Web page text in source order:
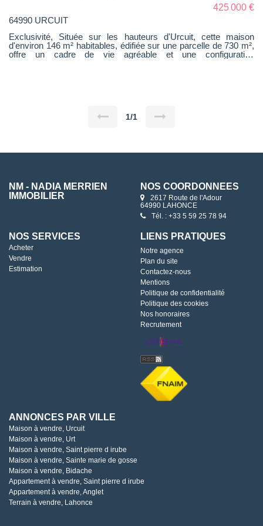
425 000 €
64990 URCUIT
Exclusivité, Située sur les hauteurs d'Urcuit, cette maison
d'environ 146 m² habitables, édifiée sur une parcelle de 730 m²,
offre un cadre de vie agréable et une configuration
vient compléter les prestations. À l'extérieur, le terrain de 730 m²
la mise en valeur du bien. Une maison agréable à vivre, offrant
1/1
NM - NADIA MERRIEN
IMMOBILIER
NOS COORDONNÉES
2617 Route de l'Adour
64990 LAHONCE
Tél. : +33 5 59 25 78 94
NOS SERVICES
Acheter
Vendre
Estimation
LIENS PRATIQUES
Notre agence
Plan du site
Contactez-nous
Mentions
Politique de confidentialité
Politique des cookies
Nos honoraires
Recrutement
ANNONCES PAR VILLE
Maison à vendre, Urcuit
Maison à vendre, Urt
Maison à vendre, Saint pierre d irube
Maison à vendre, Sainte marie de gosse
Maison à vendre, Bidache
Appartement à vendre, Saint pierre d irube
Appartement à vendre, Anglet
Terrain à vendre, Lahonce